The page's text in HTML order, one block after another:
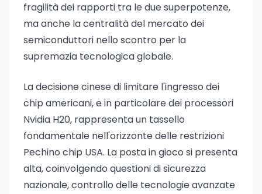
fragilità dei rapporti tra le due superpotenze,
ma anche la centralità del mercato dei
semiconduttori nello scontro per la
supremazia tecnologica globale.
La decisione cinese di limitare l'ingresso dei
chip americani, e in particolare dei processori
Nvidia H20, rappresenta un tassello
fondamentale nell'orizzonte delle restrizioni
Pechino chip USA. La posta in gioco si presenta
alta, coinvolgendo questioni di sicurezza
nazionale, controllo delle tecnologie avanzate